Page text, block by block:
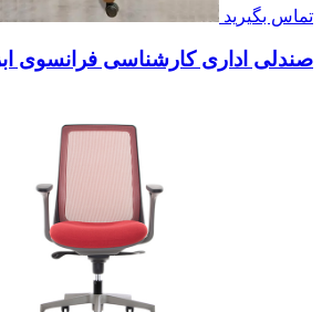
تماس بگیرید
صندلی اداری کارشناسی فرانسوی